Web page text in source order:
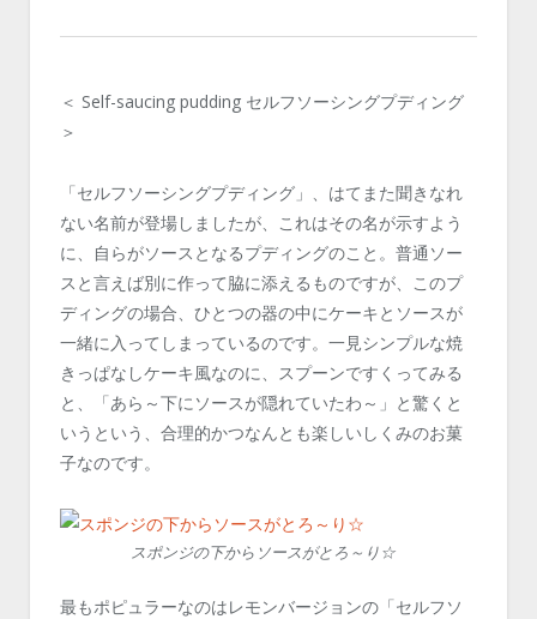
＜ Self-saucing pudding セルフソーシングプディング
＞
「セルフソーシングプディング」、はてまた聞きなれ
ない名前が登場しましたが、これはその名が示すよう
に、自らがソースとなるプディングのこと。普通ソー
スと言えば別に作って脇に添えるものですが、このプ
ディングの場合、ひとつの器の中にケーキとソースが
一緒に入ってしまっているのです。一見シンプルな焼
きっぱなしケーキ風なのに、スプーンですくってみる
と、「あら～下にソースが隠れていたわ～」と驚くと
いうという、合理的かつなんとも楽しいしくみのお菓
子なのです。
スポンジの下からソースがとろ～り☆
最もポピュラーなのはレモンバージョンの「セルフソ